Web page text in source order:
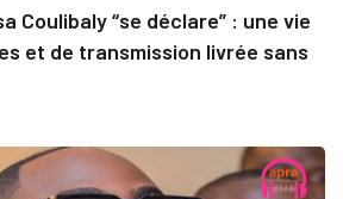
Coulibaly “se déclare” : une vie
et de transmission livrée sans